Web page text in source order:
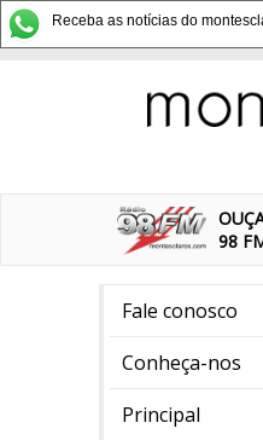
Receba as notícias do
98
Fale conosco
Conheça-nos
Principal